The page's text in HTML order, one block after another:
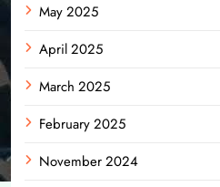
May 2025
April 2025
March 2025
February 2025
November 2024